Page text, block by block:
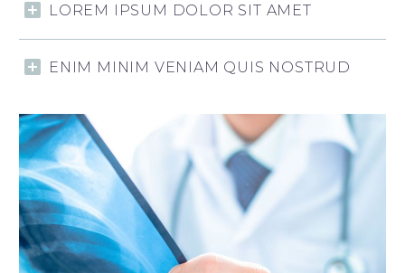
LOREM IPSUM DOLOR SIT AMET
ENIM MINIM VENIAM QUIS NOSTRUD